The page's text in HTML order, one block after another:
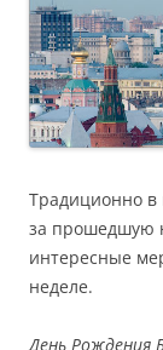
Традиционно в
за прошедшую
интересные
неделе.
День Рождения